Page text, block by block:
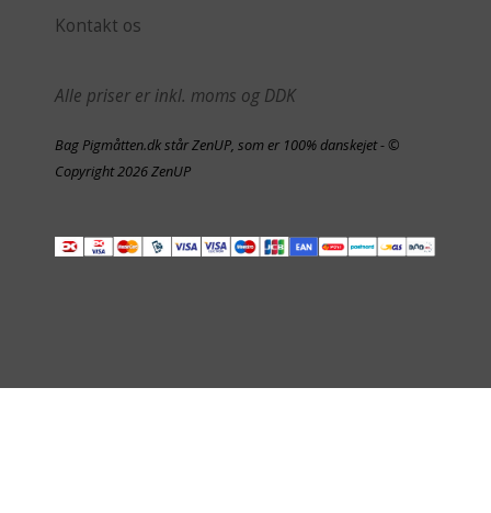
Kontakt os
Alle priser er inkl. moms og DDK
Bag Pigmåtten.dk står ZenUP, som er 100% danskejet - ©
Copyright 2026 ZenUP